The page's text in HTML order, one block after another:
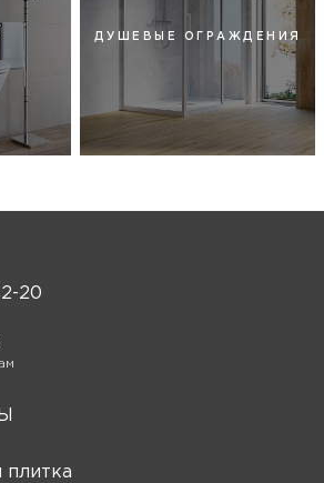
ДУШЕВЫЕ ОГРАЖДЕНИЯ
плитка
20